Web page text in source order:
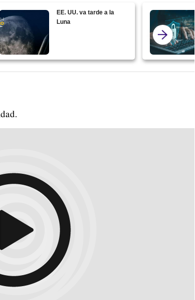
EE. UU. va tarde a la
Luna